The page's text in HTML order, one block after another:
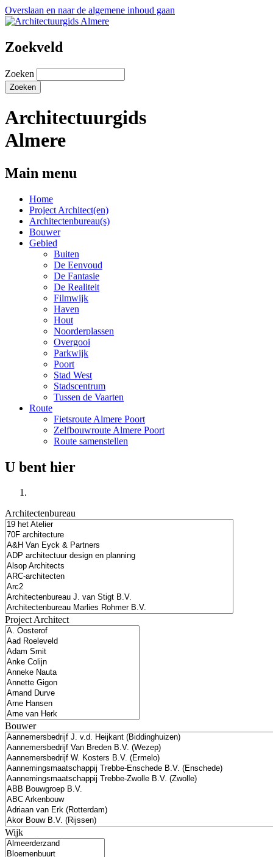
Overslaan en naar de algemene inhoud gaan
Zoekveld
Zoeken
Architectuurgids
Almere
Main menu
Home
Project Architect(en)
Architectenbureau(s)
Bouwer
Gebied
Buiten
De Eenvoud
De Fantasie
De Realiteit
Filmwijk
Haven
Hout
Noorderplassen
Overgooi
Parkwijk
Poort
Stad West
Stadscentrum
Tussen de Vaarten
Route
Fietsroute Almere Poort
Zelfbouwroute Almere Poort
Route samenstellen
U bent hier
Architectenbureau
Project Architect
Bouwer
Wijk